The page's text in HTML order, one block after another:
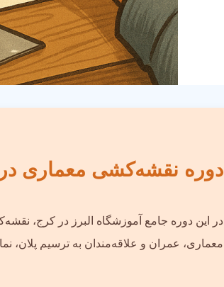
دوره نقشه‌کشی معماری
در این دوره جامع آموزشگاه البرز در کرج،
معماری، عمران و علاقه‌مندان به ترسیم پلان،